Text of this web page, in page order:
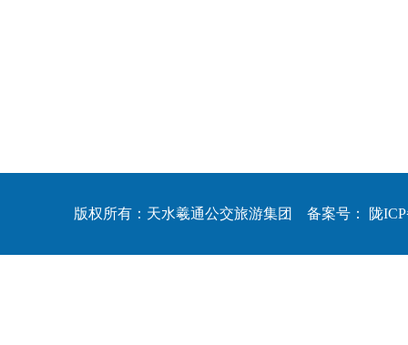
版权所有：天水羲通公交旅游集团 备案号： 陇